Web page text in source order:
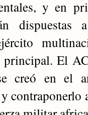
y en
principal. El
creó en el
contraponerlo